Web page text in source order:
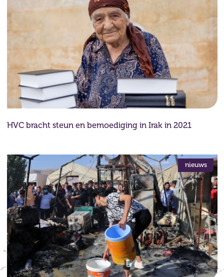
HVC bracht steun en bemoediging in Irak in 2021
nieuws